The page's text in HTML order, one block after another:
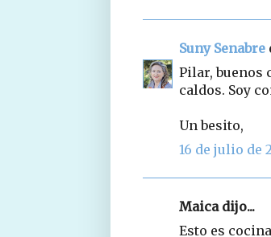
Suny Senabre
Pilar, buenos
caldos. Soy
Un besito,
16 de julio de
Maica dijo...
Esto es